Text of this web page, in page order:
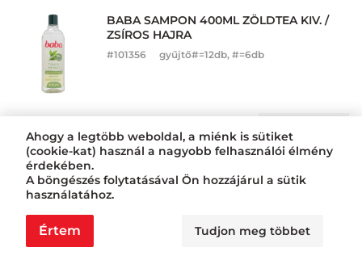
BABA SAMPON 400ML ZÖLDTEA KIV. /
ZSÍROS HAJRA
#101356 gyűjtő#=12db, #=6db
db
BABA SAMPON 400ML
Ahogy a legtöbb weboldal, a miénk is sütiket
(cookie-kat) használ a nagyobb felhasználói élmény
érdekében.
A böngészés folytatásával Ön hozzájárul a sütik
használatához.
Értem Tudjon meg többet